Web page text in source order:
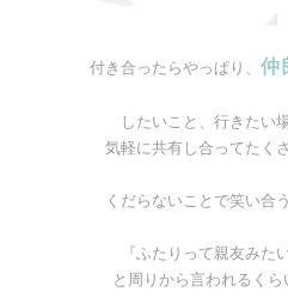
付き合ったらやっぱり、 仲
したいこと、行きたい
気軽に共有し合ってたく
くだらないことで笑い合
『ふたりって親友みた
と周りから言われるく